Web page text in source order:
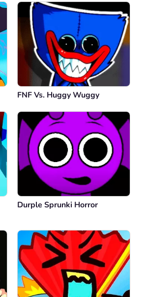
FNF Vs. Huggy Wuggy
Durple Sprunki Horror